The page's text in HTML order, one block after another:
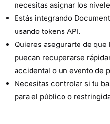
necesitas asignar los
Estás integrando
usando tokens API.
Quieres asegurarte de
puedan recuperarse
accidental o un evento de
Necesitas controlar si tu
para el público o